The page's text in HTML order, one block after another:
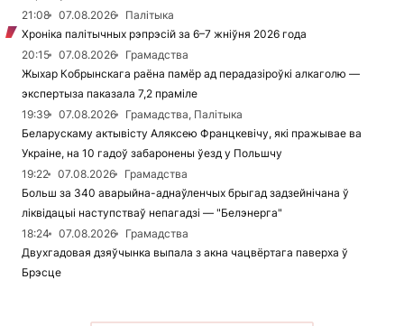
21:08
07.08.2026
Палітыка
Хроніка палітычных рэпрэсій за 6–7 жніўня 2026 года
20:15
07.08.2026
Грамадства
Жыхар Кобрынскага раёна памёр ад перадазіроўкі алкаголю —
экспертыза паказала 7,2 праміле
19:39
07.08.2026
Грамадства, Палітыка
Беларускаму актывісту Аляксею Францкевічу, які пражывае ва
Украіне, на 10 гадоў забаронены ўезд у Польшчу
19:22
07.08.2026
Грамадства
Больш за 340 аварыйна-аднаўленчых брыгад задзейнічана ў
ліквідацыі наступстваў непагадзі — "Белэнерга"
18:24
07.08.2026
Грамадства
Двухгадовая дзяўчынка выпала з акна чацвёртага паверха ў
Брэсце